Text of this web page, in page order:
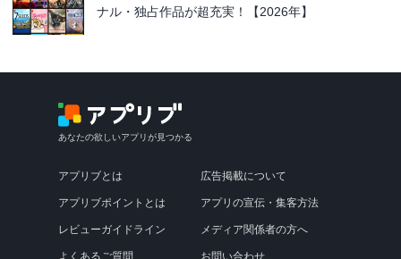
ナル・独占作品が超充実！【2026年】
あなたの欲しいアプリが見つかる
アプリブとは
アプリブポイントとは
レビューガイドライン
よくあるご質問
広告掲載について
アプリの宣伝・集客方法
メディア関係者の方へ
お問い合わせ